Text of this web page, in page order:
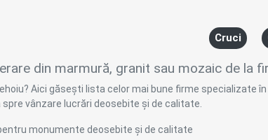
Cruci
din marmură, granit sau mozaic de la
Aici găsești lista celor mai bune firme specializate
vânzare lucrări deosebite și de calitate.
monumente deosebite și de calitate